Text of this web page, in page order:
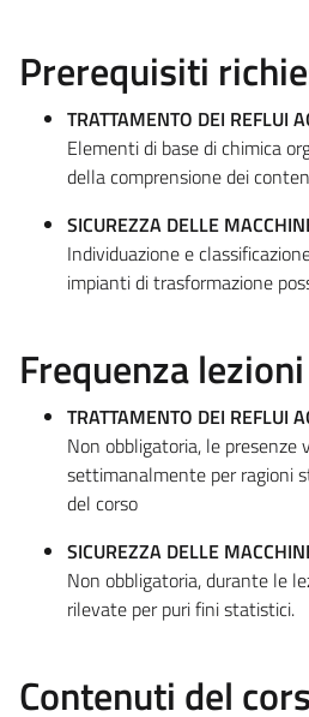
Prerequisiti
TRATTAMENTO DEI REFLUI
Elementi di base di chimica
della comprensione dei
SICUREZZA DELLE
Individuazione e
impianti di trasformazione
Frequenza lezioni
TRATTAMENTO DEI REFLUI
Non obbligatoria, le presenze
settimanalmente per ragioni
del corso
SICUREZZA DELLE
Non obbligatoria, durante le
rilevate per puri fini statistici.
Contenuti del